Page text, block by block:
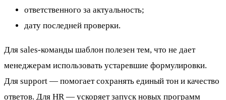
ответственного за актуальность;
дату последней проверки.
Для sales-команды шаблон полезен тем, что не дает
менеджерам использовать устаревшие формулировки.
Для support — помогает сохранять единый тон и качество
ответов. Для HR — ускоряет запуск новых программ